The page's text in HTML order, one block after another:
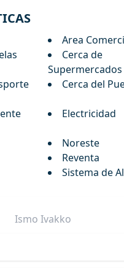
Area
Cerca de
Supermercados
Cerca del
Electricidad
Noreste
Reventa
Sistema de
Ismo Ivakko